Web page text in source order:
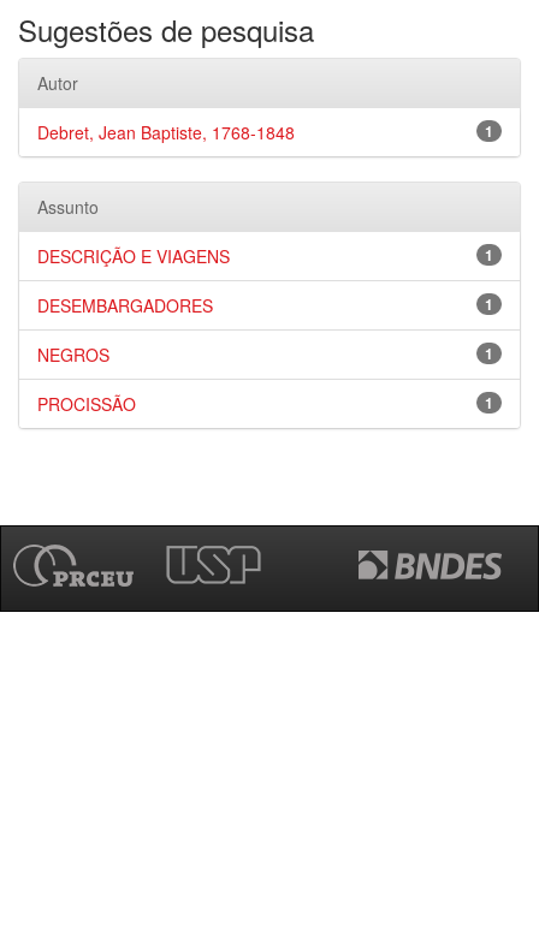
Sugestões de pesquisa
Autor
1
Debret, Jean Baptiste, 1768-1848
Assunto
1
DESCRIÇÃO E VIAGENS
1
DESEMBARGADORES
1
NEGROS
1
PROCISSÃO